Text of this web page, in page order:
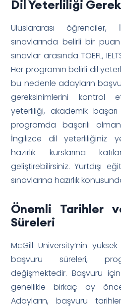
Dil Yeterliliği
Uluslararası
sınavlarında belirli bir
sınavlar arasında TOEFL,
Her programın belirli dil
bu nedenle adayların
gereksinimlerini kontrol
yeterliliği, akademik
programda başarılı
İngilizce dil yeterliliğiniz
hazırlık kurslarına
geliştirebilirsiniz. Yurtdışı
sınavlarına hazırlık
Önemli Tarihler
Süreleri
McGill University’nin
başvuru süreleri,
değişmektedir. Başvuru
genellikle birkaç ay
Adayların, başvuru